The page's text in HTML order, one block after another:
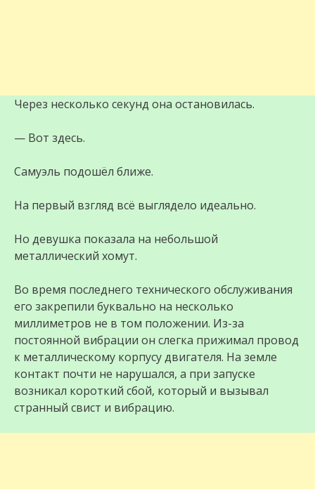
Через несколько секунд она остановилась.
— Вот здесь.
Самуэль подошёл ближе.
На первый взгляд всё выглядело идеально.
Но девушка показала на небольшой
металлический хомут.
Во время последнего технического обслуживания
его закрепили буквально на несколько
миллиметров не в том положении. Из-за
постоянной вибрации он слегка прижимал провод
к металлическому корпусу двигателя. На земле
контакт почти не нарушался, а при запуске
возникал короткий сбой, который и вызывал
странный свист и вибрацию.